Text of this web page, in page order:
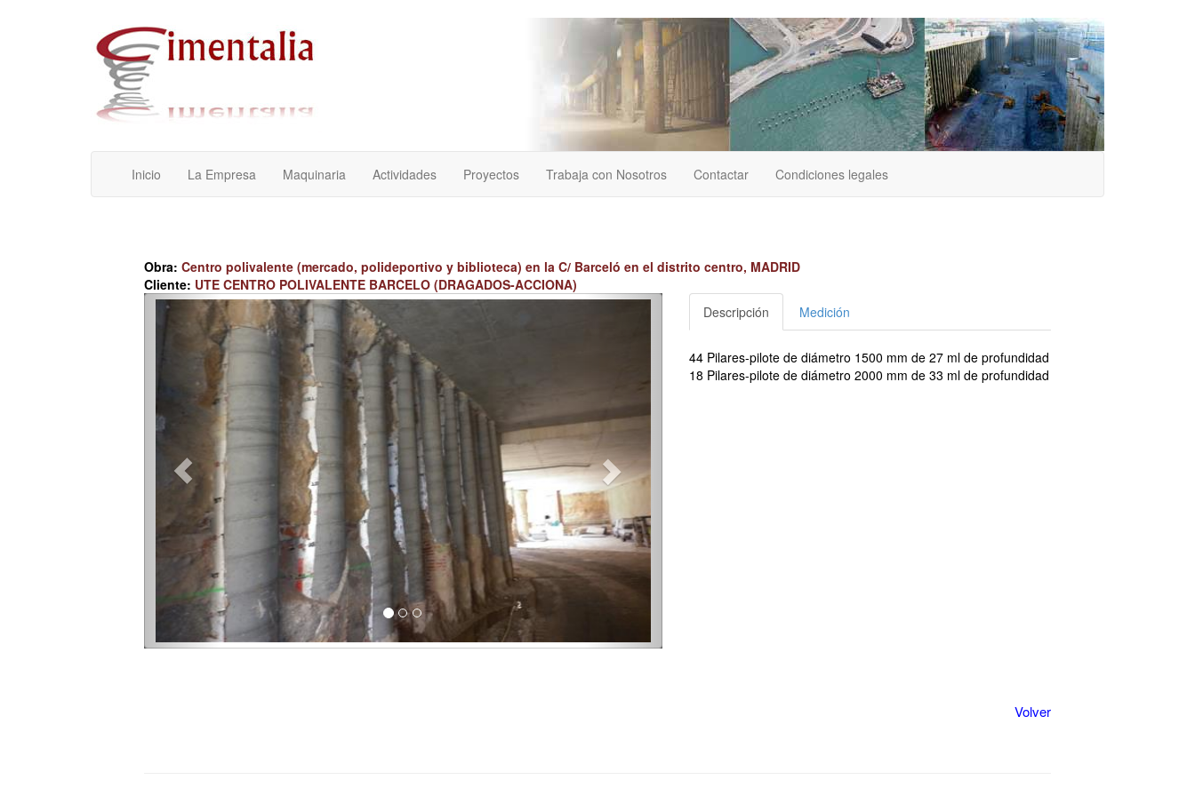
Inicio La Empresa Maquinaria Actividades Proyectos Trabaja con Nosotros Contactar Condiciones legales
Obra: Centro polivalente (mercado, polideportivo y biblioteca) en la C/ Barceló en el distrito centro, MADRID
Cliente: UTE CENTRO POLIVALENTE BARCELO (DRAGADOS-ACCIONA)
Descripción
Medición
44 Pilares-pilote de diámetro 1500 mm de 27 ml de profundidad
18 Pilares-pilote de diámetro 2000 mm de 33 ml de profundidad
Volver